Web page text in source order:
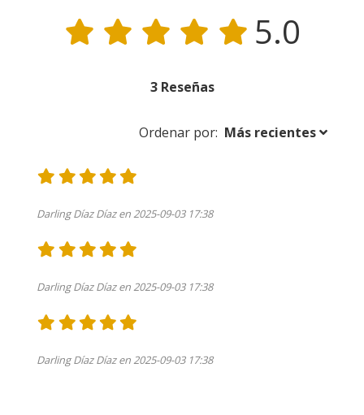
5.0
3 Reseñas
Ordenar por: Más recientes
Darling Díaz Díaz en 2025-09-03 17:38
Darling Díaz Díaz en 2025-09-03 17:38
Darling Díaz Díaz en 2025-09-03 17:38